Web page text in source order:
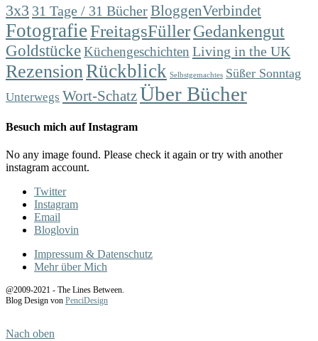
3x3 31 Tage / 31 BücherBloggenVerbindet
FotografieFreitagsFüllerGedankengut
GoldstückeKüchengeschichten Living in the UK
RezensionRückblick Selbstgemachtes Süßer Sonntag
Unterwegs Wort-SchatzÜber Bücher
Besuch mich auf Instagram
No any image found. Please check it again or try with another
instagram account.
Twitter
Instagram
Email
Bloglovin
Impressum & Datenschutz
Mehr über Mich
@2009-2021 - The Lines Between.
Blog Design von PenciDesign
Nach oben